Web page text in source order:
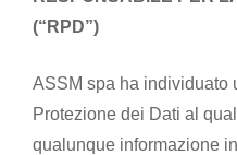
(“RPD”)
ASSM spa ha individuato
Protezione dei Dati al
qualunque informazione